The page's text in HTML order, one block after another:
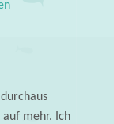
auf mehr. Ich